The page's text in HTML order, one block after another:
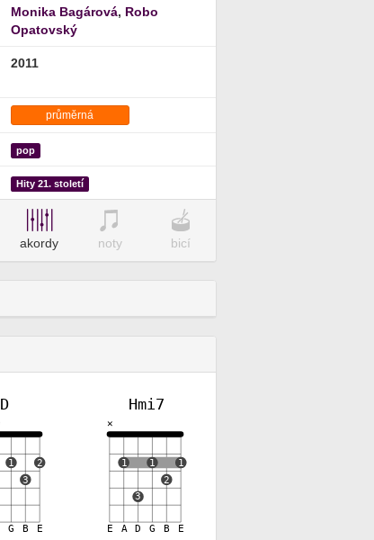
Monika Bagárová, Robo
Opatovský
2011
průměrná
pop
Hity 21. století
akordy noty bicí
D
G B E
1
3
2
Hmi7
E A D G B E
✕
1
3
1
2
1